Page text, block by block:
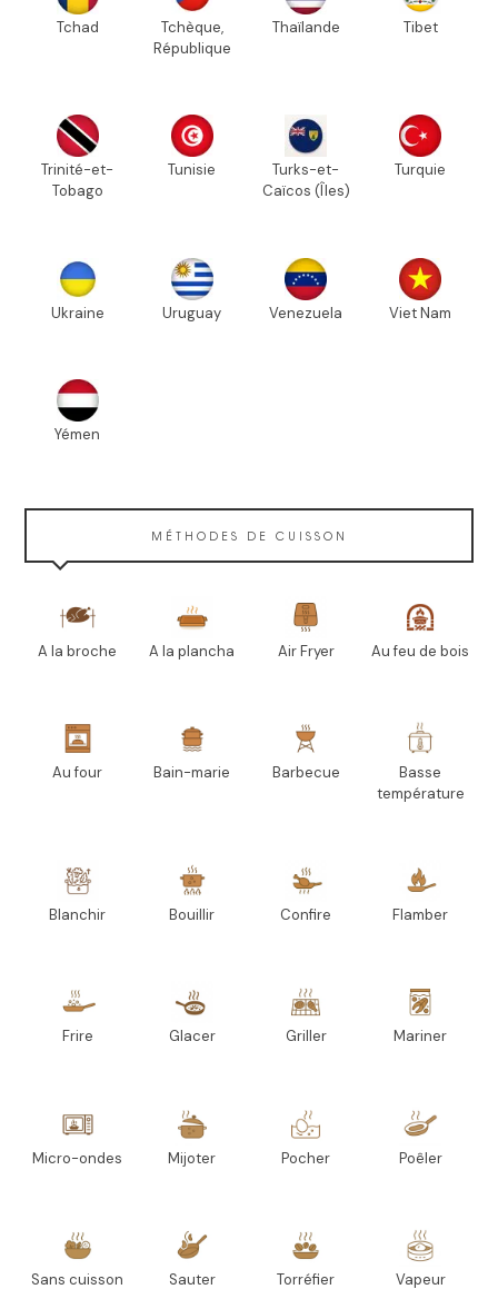
Tchad
Tchèque,
République
Thaïlande Tibet
Trinité-et-
Tobago
Tunisie
Turks-et-
Caïcos (Îles)
Turquie
Ukraine Uruguay Venezuela Viet Nam
Yémen
MÉTHODES DE CUISSON
A la broche A la plancha Air Fryer Au feu de bois
Au four Bain-marie Barbecue
Basse
température
Blanchir Bouillir Confire Flamber
Frire Glacer Griller Mariner
Micro-ondes Mijoter Pocher Poêler
Sans cuisson Sauter Torréfier Vapeur